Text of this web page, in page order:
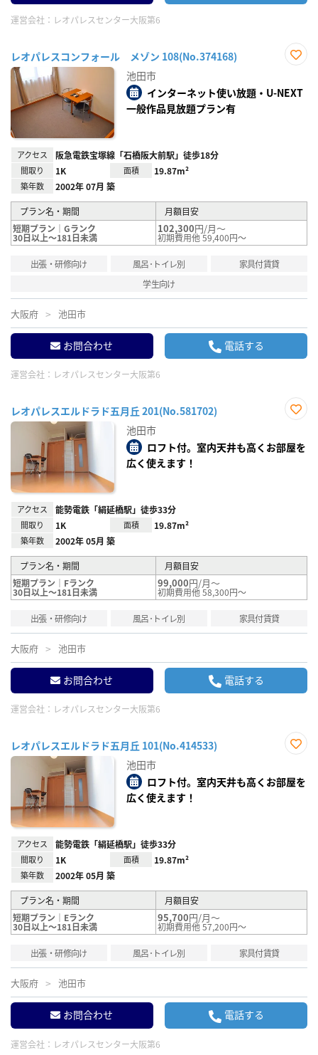
運営会社： レオパレスセンター大阪第6
レオパレスコンフォール メゾン 108(No.374168)
り登
録
池田市
インターネット使い放題・U-NEXT
一般作品見放題プラン有
アクセス 阪急電鉄宝塚線「石橋阪大前駅」徒歩18分
間取り 1K 面積 19.87m²
築年数 2002年 07月 築
プラン名・期間
月額目安
短期プラン｜Gランク
30日以上～181日未満
102,300円/月～
初期費用他 59,400円～
出張・研修向け 風呂･トイレ別
家具付賃貸
学生向け
大阪府 池田市
お問合わせ 電話する
運営会社： レオパレスセンター大阪第6
レオパレスエルドラド五月丘 201(No.581702)
り登
録
池田市
ロフト付。室内天井も高くお部屋を
広く使えます！
アクセス 能勢電鉄「絹延橋駅」徒歩33分
間取り 1K 面積 19.87m²
築年数 2002年 05月 築
プラン名・期間
月額目安
短期プラン｜Fランク
30日以上～181日未満
99,000円/月～
初期費用他 58,300円～
出張・研修向け 風呂･トイレ別 家具付賃貸
大阪府 池田市
お問合わせ 電話する
運営会社： レオパレスセンター大阪第6
レオパレスエルドラド五月丘 101(No.414533)
り登
録
池田市
ロフト付。室内天井も高くお部屋を
広く使えます！
アクセス 能勢電鉄「絹延橋駅」徒歩33分
間取り 1K 面積 19.87m²
築年数 2002年 05月 築
プラン名・期間
月額目安
短期プラン｜Eランク
30日以上～181日未満
95,700円/月～
初期費用他 57,200円～
出張・研修向け 風呂･トイレ別 家具付賃貸
大阪府 池田市
お問合わせ 電話する
運営会社： レオパレスセンター大阪第6